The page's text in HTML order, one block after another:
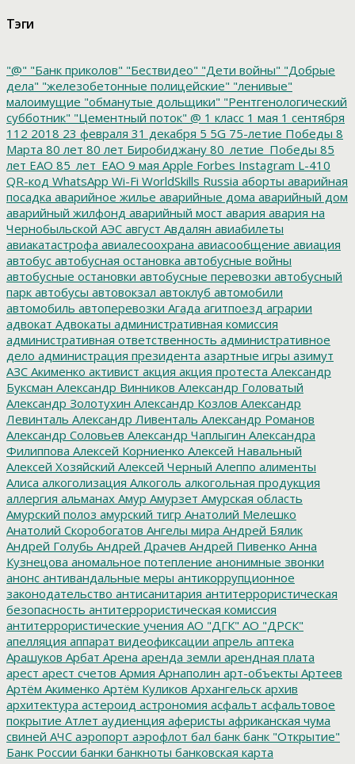
Тэги
"@" "Банк приколов" "Бествидео" "Дети войны" "Добрые
дела" "железобетонные полицейские" "ленивые"
малоимущие "обманутые дольщики" "Рентгенологический
субботник" "Цементный поток" @ 1 класс 1 мая 1 сентября
112 2018 23 февраля 31 декабря 5 5G 75-летие Победы 8
Марта 80 лет 80 лет Биробиджану 80_летие_Победы 85
лет ЕАО 85_лет_ЕАО 9 мая Apple Forbes Instagram L-410
QR-код WhatsApp Wi-Fi WorldSkills Russia аборты аварийная
посадка аварийное жилье аварийные дома аварийный дом
аварийный жилфонд аварийный мост авария авария на
Чернобыльской АЭС август Авдалян авиабилеты
авиакатастрофа авиалесоохрана авиасообщение авиация
автобус автобусная остановка автобусные войны
автобусные остановки автобусные перевозки автобусный
парк автобусы автовокзал автоклуб автомобили
автомобиль автоперевозки Агада агитпоезд аграрии
адвокат Адвокаты административная комиссия
административная ответственность административное
дело администрация президента азартные игры азимут
АЗС Акименко активист акция акция протеста Александр
Буксман Александр Винников Александр Головатый
Александр Золотухин Александр Козлов Александр
Левинталь Александр Ливенталь Александр Романов
Александр Соловьев Александр Чаплыгин Александра
Филиппова Алексей Корниенко Алексей Навальный
Алексей Хозяйский Алексей Черный Алеппо алименты
Алиса алкоголизация Алкоголь алкогольная продукция
аллергия альманах Амур Амурзет Амурская область
Амурский полоз амурский тигр Анатолий Мелешко
Анатолий Скоробогатов Ангелы мира Андрей Бялик
Андрей Голубь Андрей Драчев Андрей Пивенко Анна
Кузнецова аномальное потепление анонимные звонки
анонс антивандальные меры антикоррупционное
законодательство антисанитария антитеррористическая
безопасность антитеррористическая комиссия
антитеррористические учения АО "ДГК" АО "ДРСК"
апелляция аппарат видеофиксации апрель аптека
Арашуков Арбат Арена аренда земли арендная плата
арест арест счетов Армия Арнаполин арт-объекты Артеев
Артём Акименко Артём Куликов Архангельск архив
архитектура астероид астрономия асфальт асфальтовое
покрытие Атлет аудиенция аферисты африканская чума
свиней АЧС аэропорт аэрофлот бал банк банк "Открытие"
Банк России банки банкноты банковская карта